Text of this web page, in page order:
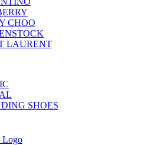
CHOO
LAURENT
SHOES